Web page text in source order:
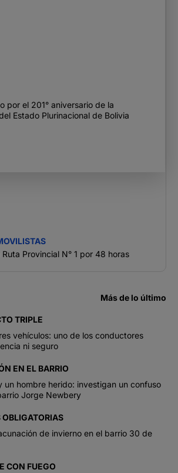
por el 201° aniversario de la
Estado Plurinacional de Bolivia
Provincial N° 1 por 48 horas
Más de lo último
TRIPLE
vehículos: uno de los conductores
ni seguro
EN EL BARRIO
un hombre herido: investigan un confuso
Jorge Newbery
OBLIGATORIAS
de invierno en el barrio 30 de
CON FUEGO